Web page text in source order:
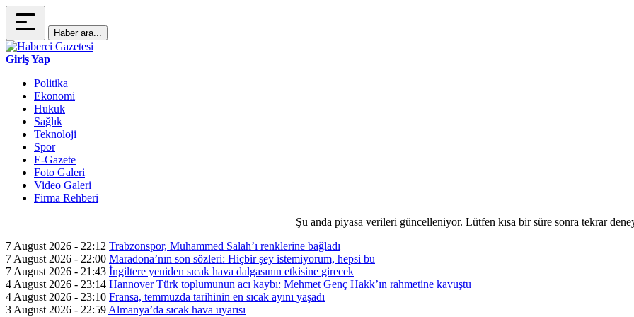
Haber ara...
Giriş Yap
Politika
Ekonomi
Hukuk
Sağlık
Teknoloji
Spor
E-Gazete
Foto Galeri
Video Galeri
Firma Rehberi
Şu anda piyasa verileri güncelleniyor. Lütfen kısa bir süre sonra tekrar
7 August 2026 - 22:12 Trabzonspor, Muhammed Salah’ı renklerine bağladı
7 August 2026 - 22:00 Maradona’nın son sözleri: Hiçbir şey istemiyorum, hepsi bu
7 August 2026 - 21:43 İngiltere yeniden sıcak hava dalgasının etkisine girecek
4 August 2026 - 23:14 Hannover Türk toplumunun acı kaybı: Mehmet Genç Hakk’ın rahmetine kavuştu
4 August 2026 - 23:10 Fransa, temmuzda tarihinin en sıcak ayını yaşadı
3 August 2026 - 22:59 Almanya’da sıcak hava uyarısı